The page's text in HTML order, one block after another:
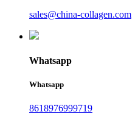
sales@china-collagen.com
Whatsapp
Whatsapp
8618976999719